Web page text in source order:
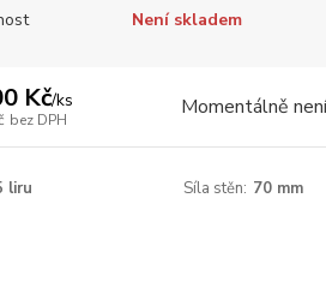
Není skladem
Kč/ks
bez DPH Momentálně
liru Síla stěn: 70 mm